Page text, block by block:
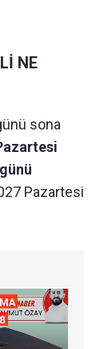
NE
sona
Pazartesi